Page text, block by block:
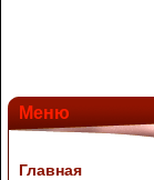
Меню
Главная